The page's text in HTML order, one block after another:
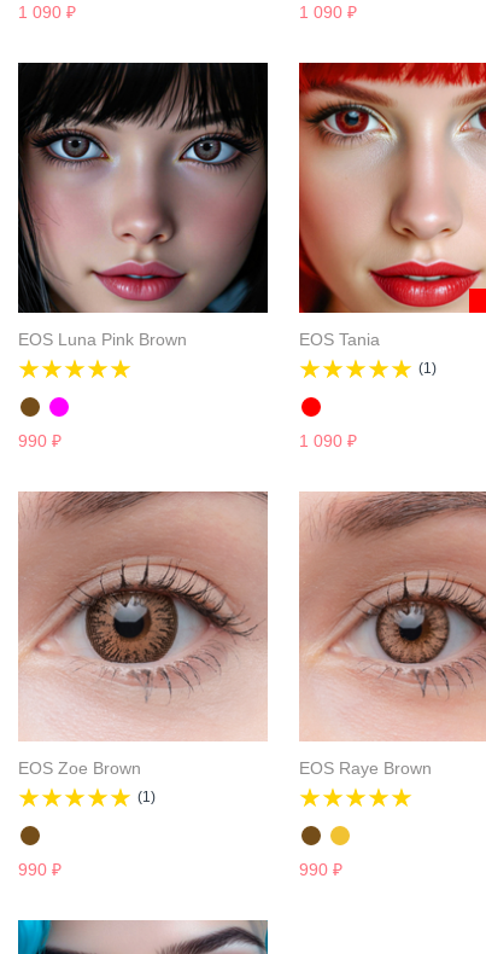
1 090 ₽ 1 090 ₽
EOS Luna Pink Brown
990 ₽
EOS Tania
(1)
1 090 ₽
EOS Zoe Brown
(1)
990 ₽
EOS Raye Brown
990 ₽